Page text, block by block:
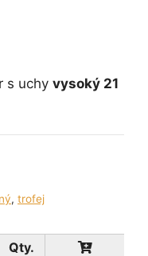
s uchy vysoký 21
, trofej